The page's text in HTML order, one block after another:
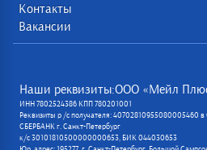
Контакты
Вакансии
Наши реквизиты:ООО «Мейл
ИНН 7802524386 КПП 780201001
Реквизиты р /с получателя:
СБЕРБАНК г. Санкт-Петербург
к/с 30101810500000000653, БИК 044030653